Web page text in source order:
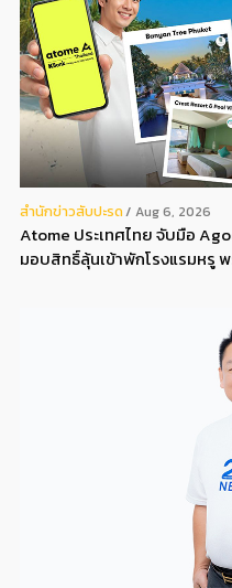
สํานักข่าวสับปะรด Aug 6, 2026
Atome ประเทศไทย จับมือ
มอบสิทธิ์ลุ้นเข้าพักโรงแรมหรู